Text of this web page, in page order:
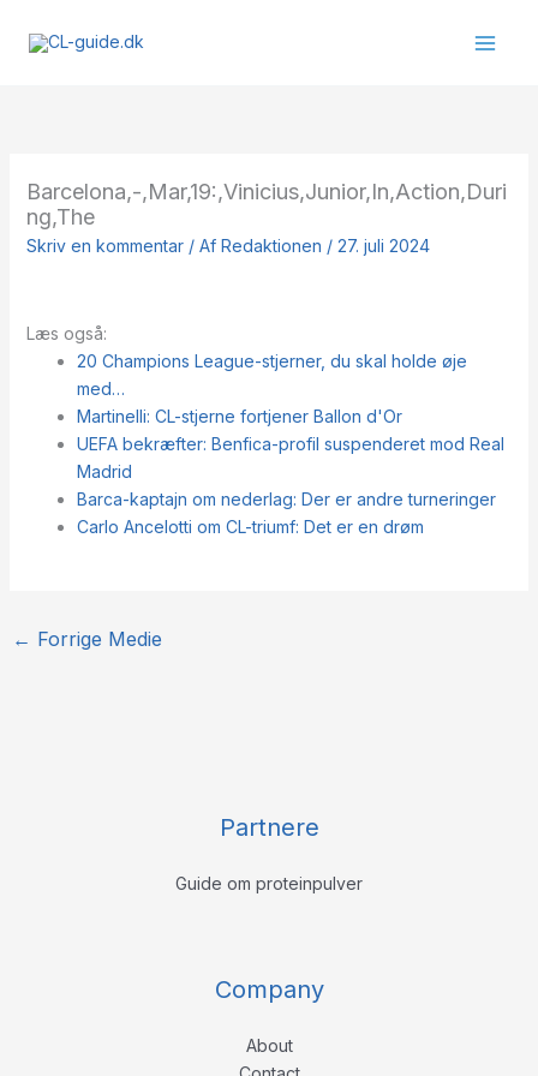
Barcelona,-,Mar,19:,Vinicius,Junior,In,Action,Duri
ng,The
Skriv en kommentar / Af Redaktionen / 27. juli 2024
Læs også:
20 Champions League-stjerner, du skal holde øje
med…
Martinelli: CL-stjerne fortjener Ballon d'Or
UEFA bekræfter: Benfica-profil suspenderet mod Real
Madrid
Barca-kaptajn om nederlag: Der er andre turneringer
Carlo Ancelotti om CL-triumf: Det er en drøm
← Forrige Medie
Partnere
Guide om proteinpulver
Company
About